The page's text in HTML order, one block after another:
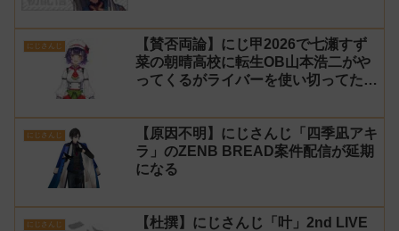
にじさんじ
【賛否両論】にじ甲2026で七瀬すず
菜の朝晴高校に転生OB山本浩二がや
ってくるがライバーを使い切ってたの
イバーの転生が可能に
にじさんじ
【原因不明】にじさんじ「四季凪アキ
ラ」のZENB BREAD案件配信が延期
になる
にじさんじ
【杜撰】にじさんじ「叶」2nd LIVE